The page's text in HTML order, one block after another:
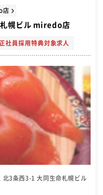
店
札幌ビル miredo店
正社員採用特典対象求人
北3条西3-1 大同生命札幌ビル